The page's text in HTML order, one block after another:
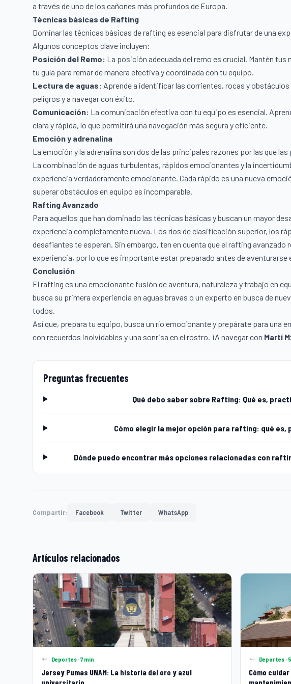
a través de uno de los cañones más profundos de Europa.
Técnicas básicas de Rafting
Dominar las técnicas básicas de rafting es esencial para disfrutar de una
Algunos conceptos clave incluyen:
Posición del Remo: La posición adecuada del remo es crucial. Mantén
tu guía para remar de manera efectiva y coordinada con tu equipo.
Lectura de aguas: Aprende a identificar las corrientes, rocas y
peligros y a navegar con éxito.
Comunicación: La comunicación efectiva con tu equipo es esencial.
clara y rápida, lo que permitirá una navegación más segura y eficiente.
Emoción y adrenalina
La emoción y la adrenalina son dos de las principales razones por las que
La combinación de aguas turbulentas, rápidos emocionantes y la
experiencia verdaderamente emocionante. Cada rápido es una nueva
superar obstáculos en equipo es incomparable.
Rafting Avanzado
Para aquellos que han dominado las técnicas básicas y buscan un mayor
experiencia completamente nueva. Los ríos de clasificación superior, los
desafiantes te esperan. Sin embargo, ten en cuenta que el rafting avanzado
experiencia, por lo que es importante estar preparado antes de aventurarse
Conclusión
El rafting es una emocionante fusión de aventura, naturaleza y trabajo en
busca su primera experiencia en aguas bravas o un experto en busca de
todos.
Así que, prepara tu equipo, busca un río emocionante y prepárate para una
con recuerdos inolvidables y una sonrisa en el rostro. ¡A navegar con Martí
Preguntas frecuentes
Qué debo saber sobre Rafting: Qué es,
Cómo elegir la mejor opción para rafting: qué es,
Dónde puedo encontrar más opciones relacionadas con
Compartir: Facebook Twitter WhatsApp
Artículos relacionados
Deportes · 7 min
Jersey Pumas UNAM: La historia del oro y azul
universitario
Deportes ·
Cómo